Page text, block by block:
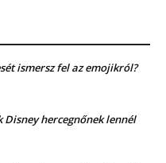
ismersz fel az emojikról?
hercegnőnek lennél